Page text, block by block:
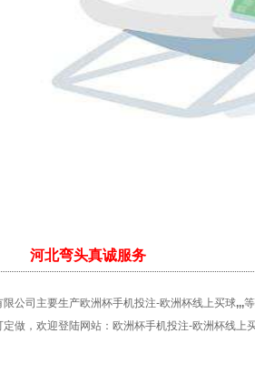
河北弯头真诚服务
限公司主要生产欧洲杯手机投注-欧洲杯线上买球,,,
做，欢迎登陆网站： 欧洲杯手机投注-欧洲杯线上